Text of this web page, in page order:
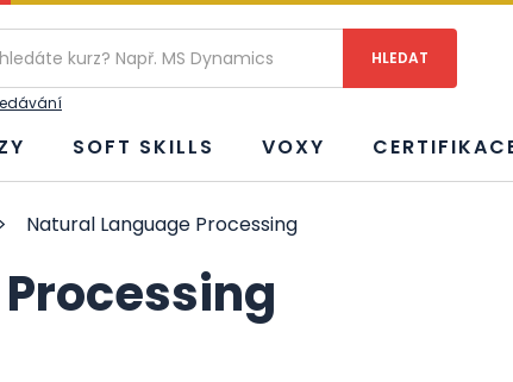
SOFT SKILLS VOXY
Natural Language Processing